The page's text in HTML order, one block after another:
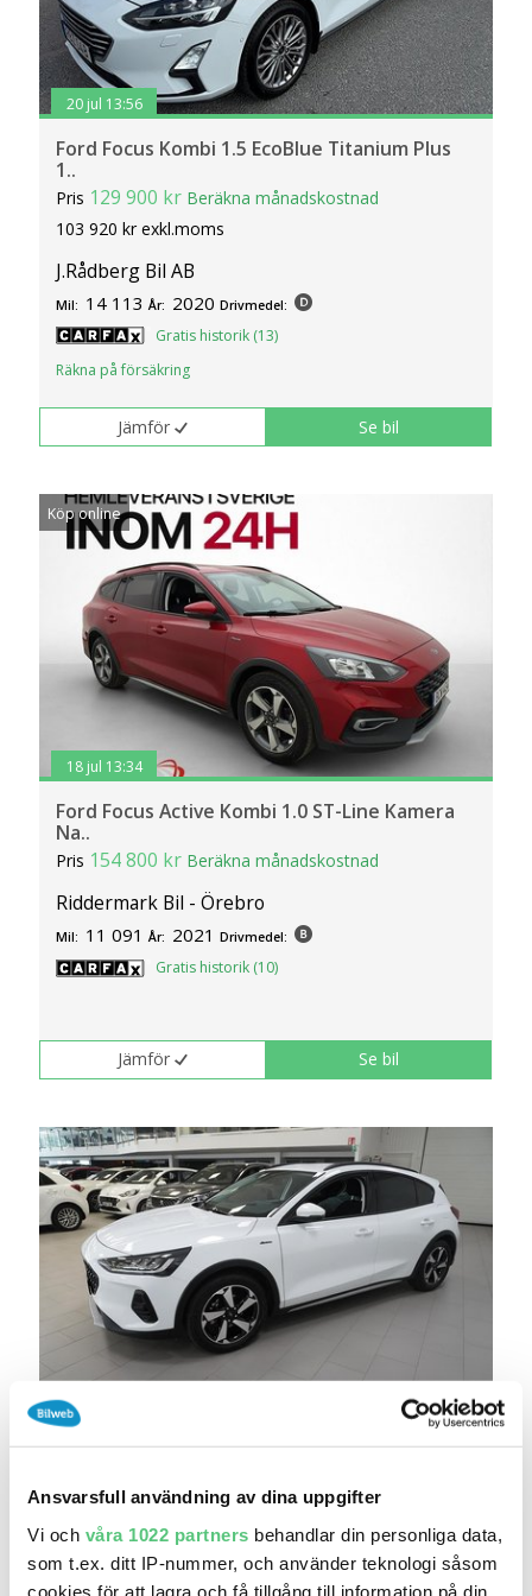
Ansvarsfull användning av dina uppgifter
Vi och våra 1022 partners behandlar din personliga data,
som t.ex. ditt IP-nummer, och använder teknologi såsom
cookies för att lagra och få tillgång till information på din
20 jul 13:56
Ford Focus Kombi 1.5 EcoBlue Titanium Plus
1..
Pris 129 900 kr Beräkna månadskostnad
103 920 kr exkl.moms
J.Rådberg Bil AB
Mil: 14 113 År: 2020 Drivmedel:
Gratis historik (13)
Räkna på försäkring
Jämför Se bil
Köp online
18 jul 13:34
Ford Focus Active Kombi 1.0 ST-Line Kamera
Na..
Pris 154 800 kr Beräkna månadskostnad
Riddermark Bil - Örebro
Mil: 11 091 År: 2021 Drivmedel:
Gratis historik (10)
Jämför Se bil
7 jul 19:23
Ford Focus Active 1.0T EcoBoost E85 Edition
Pris209 900 kr Beräkna månadskostnad
Holmgrens Bil Örebro
Mil: 4 500 År: 2023 Drivmedel: /